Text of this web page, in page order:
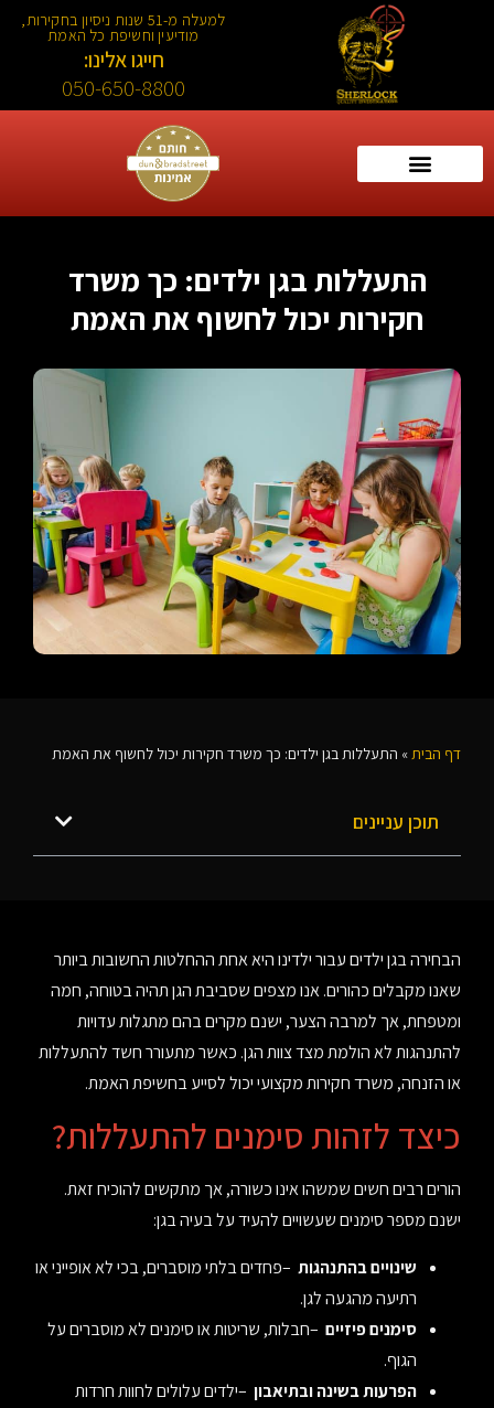
למעלה מ-51 שנות ניסיון בחקירות,
מודיעין וחשיפת כל האמת
חייגו אלינו:
050-650-8800
התעללות בגן ילדים: כך משרד
חקירות יכול לחשוף את האמת
דף הבית» התעללות בגן ילדים: כך משרד חקירות יכול לחשוף את האמת
תוכן עניינים
הבחירה בגן ילדים עבור ילדינו היא אחת ההחלטות החשובות ביותר
שאנו מקבלים כהורים. אנו מצפים שסביבת הגן תהיה בטוחה, חמה
ומטפחת, אך למרבה הצער, ישנם מקרים בהם מתגלות עדויות
להתנהגות לא הולמת מצד צוות הגן. כאשר מתעורר חשד להתעללות
או הזנחה, משרד חקירות מקצועי יכול לסייע בחשיפת האמת.
כיצד לזהות סימנים להתעללות?
הורים רבים חשים שמשהו אינו כשורה, אך מתקשים להוכיח זאת.
ישנם מספר סימנים שעשויים להעיד על בעיה בגן:
שינויים בהתנהגות –פחדים בלתי מוסברים, בכי לא אופייני או
רתיעה מהגעה לגן.
סימנים פיזיים –חבלות, שריטות או סימנים לא מוסברים על
הגוף.
הפרעות בשינה ובתיאבון –ילדים עלולים לחוות חרדות